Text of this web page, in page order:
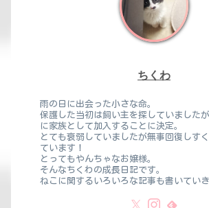
ちくわ
雨の日に出会った小さな命。
保護した当初は飼い主を探していました
に家族として加入することに決定。
とても衰弱していましたが無事回復しす
ています！
とってもやんちゃなお嬢様。
そんなちくわの成長日記です。
ねこに関するいろいろな記事も書いていき